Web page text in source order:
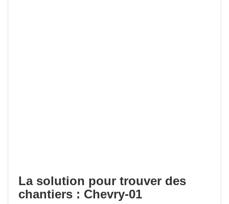
La solution pour trouver des
chantiers : Chevry-01